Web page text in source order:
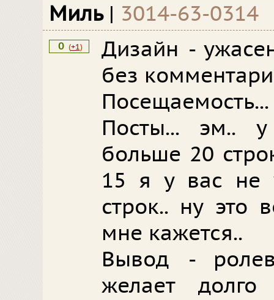
Миль | 3014-63-0314
0 (+1)
Дизайн -
без
Посты... эм..
больше 20
15 я у вас не
строк.. ну это
мне кажется..
Вывод -
желает